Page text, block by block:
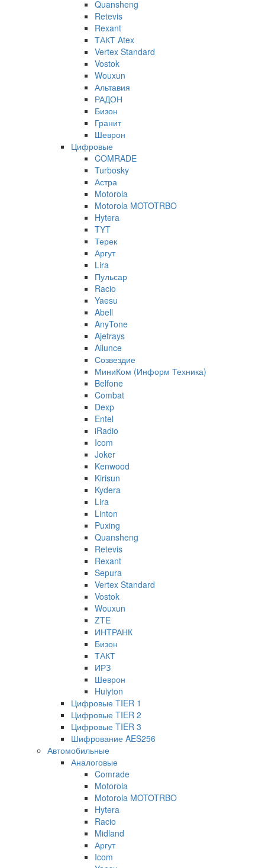
Quansheng
Retevis
Rexant
ТАКТ Atex
Vertex Standard
Vostok
Wouxun
Альтавия
РАДОН
Бизон
Гранит
Шеврон
Цифровые
COMRADE
Turbosky
Астра
Motorola
Motorola MOTOTRBO
Hytera
TYT
Терек
Аргут
Lira
Пульсар
Racio
Yaesu
Abell
AnyTone
Ajetrays
Ailunce
Созвездие
МиниКом (Информ Техника)
Belfone
Combat
Dexp
Entel
iRadio
Icom
Joker
Kenwood
Kirisun
Kydera
Lira
Linton
Puxing
Quansheng
Retevis
Rexant
Sepura
Vertex Standard
Vostok
Wouxun
ZTE
ИНТРАНК
Бизон
ТАКТ
ИРЗ
Шеврон
Huiyton
Цифровые TIER 1
Цифровые TIER 2
Цифровые TIER 3
Шифрование AES256
Автомобильные
Аналоговые
Comrade
Motorola
Motorola MOTOTRBO
Hytera
Racio
Midland
Аргут
Icom